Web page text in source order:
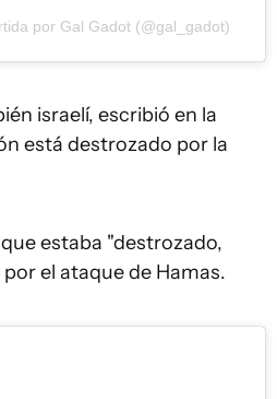
por Gal Gadot (@gal_gadot)
israelí, escribió en la
está destrozado por la
estaba "destrozado,
el ataque de Hamas.